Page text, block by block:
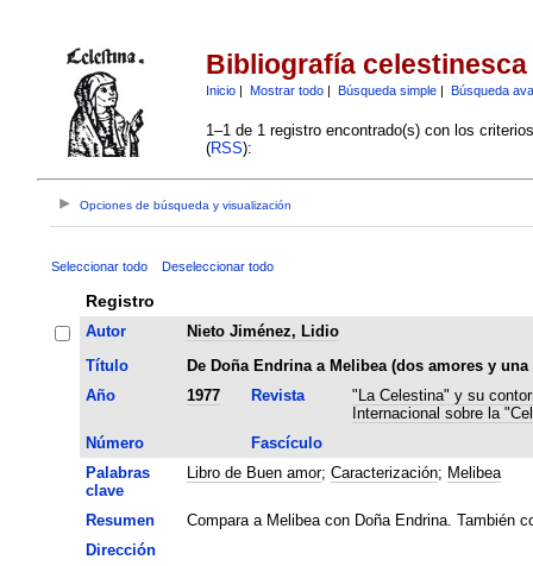
Bibliografía celestinesca
Inicio| Mostrar todo| Búsqueda simple| Búsqueda
1–1 de 1 registro encontrado(s) con los
(RSS):
Opciones de búsqueda y visualización
Seleccionar todo Deseleccionar todo
Registro
Autor
Nieto Jiménez, Lidio
Título
De Doña Endrina a Melibea (dos amores y una
Año
1977 Revista
"La Celestina" y su
Internacional sobre la
Número
Fascículo
Palabras
clave
Libro de Buen amor; Caracterización; Melibea
Resumen
Compara a Melibea con Doña Endrina. También
Dirección